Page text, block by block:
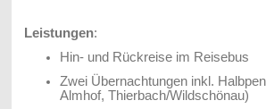
Leistungen:
Hin- und Rückreise im Reisebus
Zwei Übernachtungen inkl.
Almhof, Thierbach/Wildschönau)